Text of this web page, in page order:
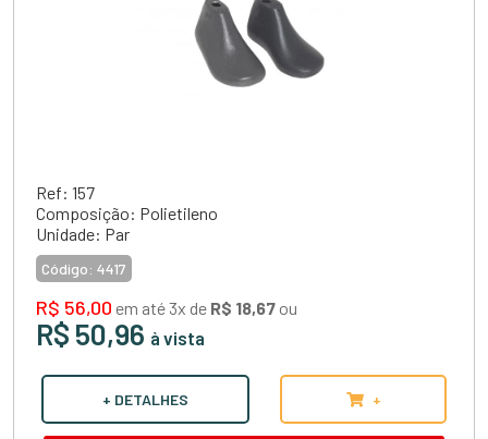
Ref: 157
Composição: Polietileno
Unidade: Par
Código: 4417
R$ 56,00 em até 3x de R$ 18,67 ou
R$ 50,96 à vista
+ DETALHES +